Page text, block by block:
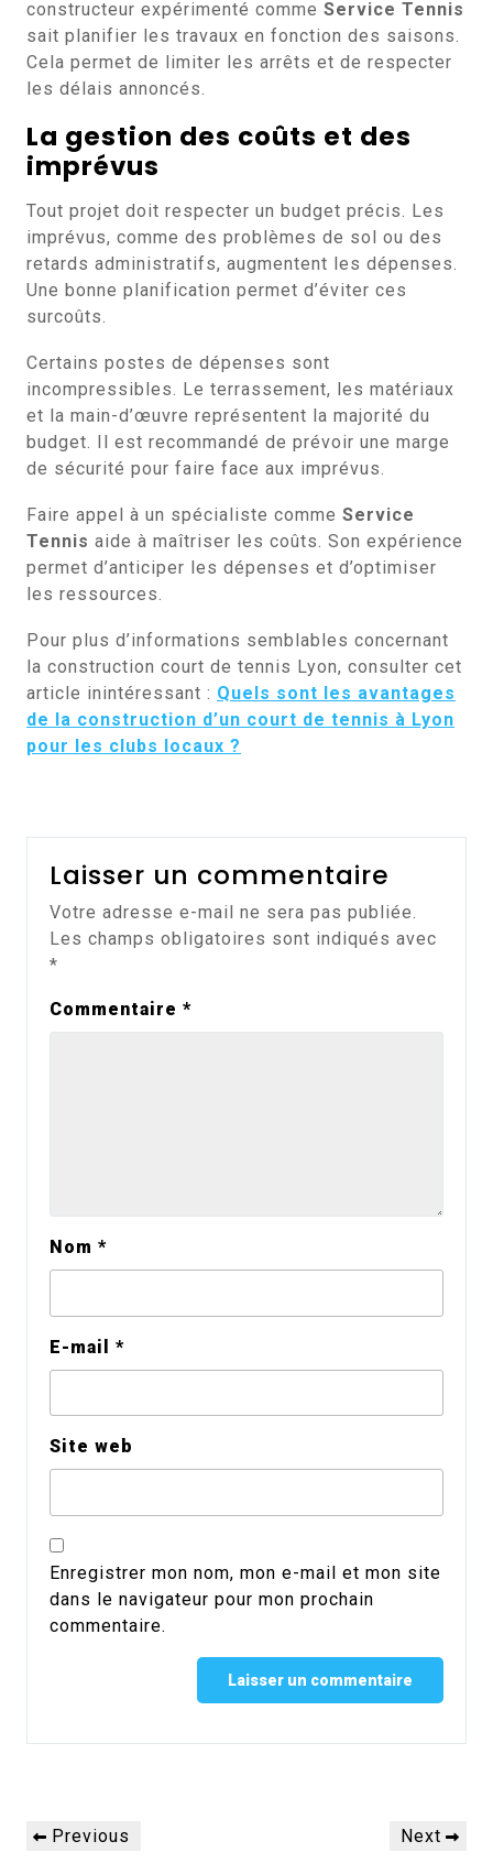
constructeur expérimenté comme Service Tennis
sait planifier les travaux en fonction des saisons.
Cela permet de limiter les arrêts et de respecter
les délais annoncés.
La gestion des coûts et des
imprévus
Tout projet doit respecter un budget précis. Les
imprévus, comme des problèmes de sol ou des
retards administratifs, augmentent les dépenses.
Une bonne planification permet d’éviter ces
surcoûts.
Certains postes de dépenses sont
incompressibles. Le terrassement, les matériaux
et la main-d’œuvre représentent la majorité du
budget. Il est recommandé de prévoir une marge
de sécurité pour faire face aux imprévus.
Faire appel à un spécialiste comme Service
Tennis aide à maîtriser les coûts. Son expérience
permet d’anticiper les dépenses et d’optimiser
les ressources.
Pour plus d’informations semblables concernant
la construction court de tennis Lyon, consulter cet
article inintéressant : Quels sont les avantages
de la construction d’un court de tennis à Lyon
pour les clubs locaux ?
Laisser un commentaire
Votre adresse e-mail ne sera pas publiée.
Les champs obligatoires sont indiqués avec
*
Commentaire *
Nom *
E-mail *
Site web
Enregistrer mon nom, mon e-mail et mon site
dans le navigateur pour mon prochain
commentaire.
Navigation
dePrevious
Previous
Next
Next